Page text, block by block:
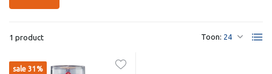
1 product Toon:
sale 31%